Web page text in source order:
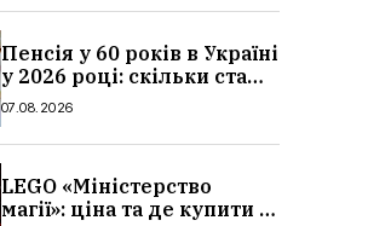
Пенсія у 60 років в Україні
у 2026 році: скільки стажу
потрібно, умови, кому
07.08.2026
LEGO «Міністерство
магії»: ціна та де купити в